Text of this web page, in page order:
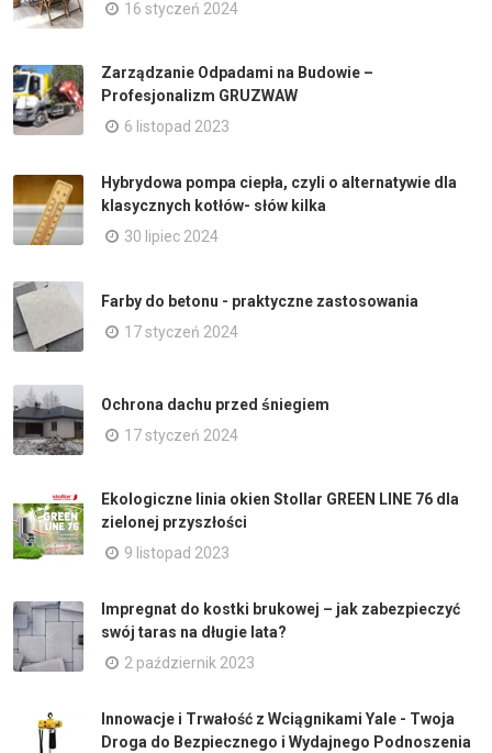
16 styczeń 2024
Zarządzanie Odpadami na Budowie –
Profesjonalizm GRUZWAW
6 listopad 2023
Hybrydowa pompa ciepła, czyli o alternatywie dla
klasycznych kotłów- słów kilka
30 lipiec 2024
Farby do betonu - praktyczne zastosowania
17 styczeń 2024
Ochrona dachu przed śniegiem
17 styczeń 2024
Ekologiczne linia okien Stollar GREEN LINE 76 dla
zielonej przyszłości
9 listopad 2023
Impregnat do kostki brukowej – jak zabezpieczyć
swój taras na długie lata?
2 październik 2023
Innowacje i Trwałość z Wciągnikami Yale - Twoja
Droga do Bezpiecznego i Wydajnego Podnoszenia